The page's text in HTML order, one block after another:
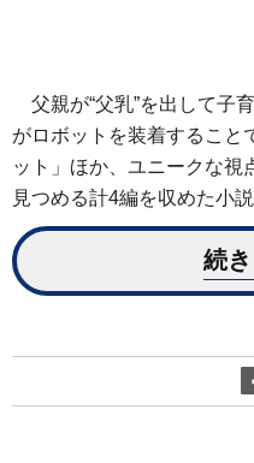
父親が“父乳”を出して子
がロボットを装着すること
ット」ほか、ユニークな視
見つめる計4編を収めた小
続